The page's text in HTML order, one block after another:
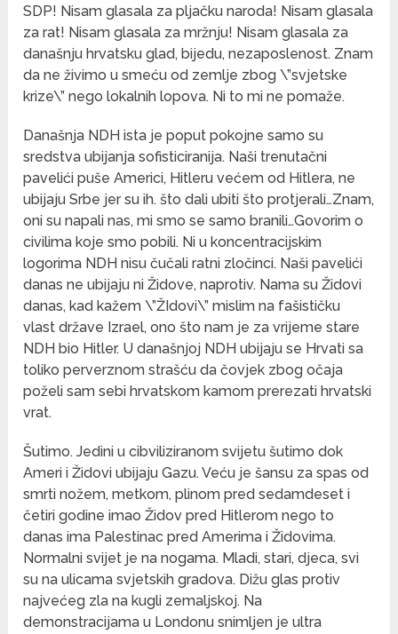
SDP! Nisam glasala za pljačku naroda! Nisam glasala
za rat! Nisam glasala za mržnju! Nisam glasala za
današnju hrvatsku glad, bijedu, nezaposlenost. Znam
da ne živimo u smeću od zemlje zbog \”svjetske
krize\” nego lokalnih lopova. Ni to mi ne pomaže.
Današnja NDH ista je poput pokojne samo su
sredstva ubijanja sofisticiranija. Naši trenutačni
pavelići puše Americi, Hitleru većem od Hitlera, ne
ubijaju Srbe jer su ih. što dali ubiti što protjerali…Znam,
oni su napali nas, mi smo se samo branili…Govorim o
civilima koje smo pobili. Ni u koncentracijskim
logorima NDH nisu čučali ratni zločinci. Naši pavelići
danas ne ubijaju ni Židove, naprotiv. Nama su Židovi
danas, kad kažem \”ŽIdovi\” mislim na fašističku
vlast države Izrael, ono što nam je za vrijeme stare
NDH bio Hitler. U današnjoj NDH ubijaju se Hrvati sa
toliko perverznom strašću da čovjek zbog očaja
poželi sam sebi hrvatskom kamom prerezati hrvatski
vrat.
Šutimo. Jedini u cibviliziranom svijetu šutimo dok
Ameri i Židovi ubijaju Gazu. Veću je šansu za spas od
smrti nožem, metkom, plinom pred sedamdeset i
četiri godine imao Židov pred Hitlerom nego to
danas ima Palestinac pred Amerima i Židovima.
Normalni svijet je na nogama. Mladi, stari, djeca, svi
su na ulicama svjetskih gradova. Dižu glas protiv
najvećeg zla na kugli zemaljskoj. Na
demonstracijama u Londonu snimljen je ultra